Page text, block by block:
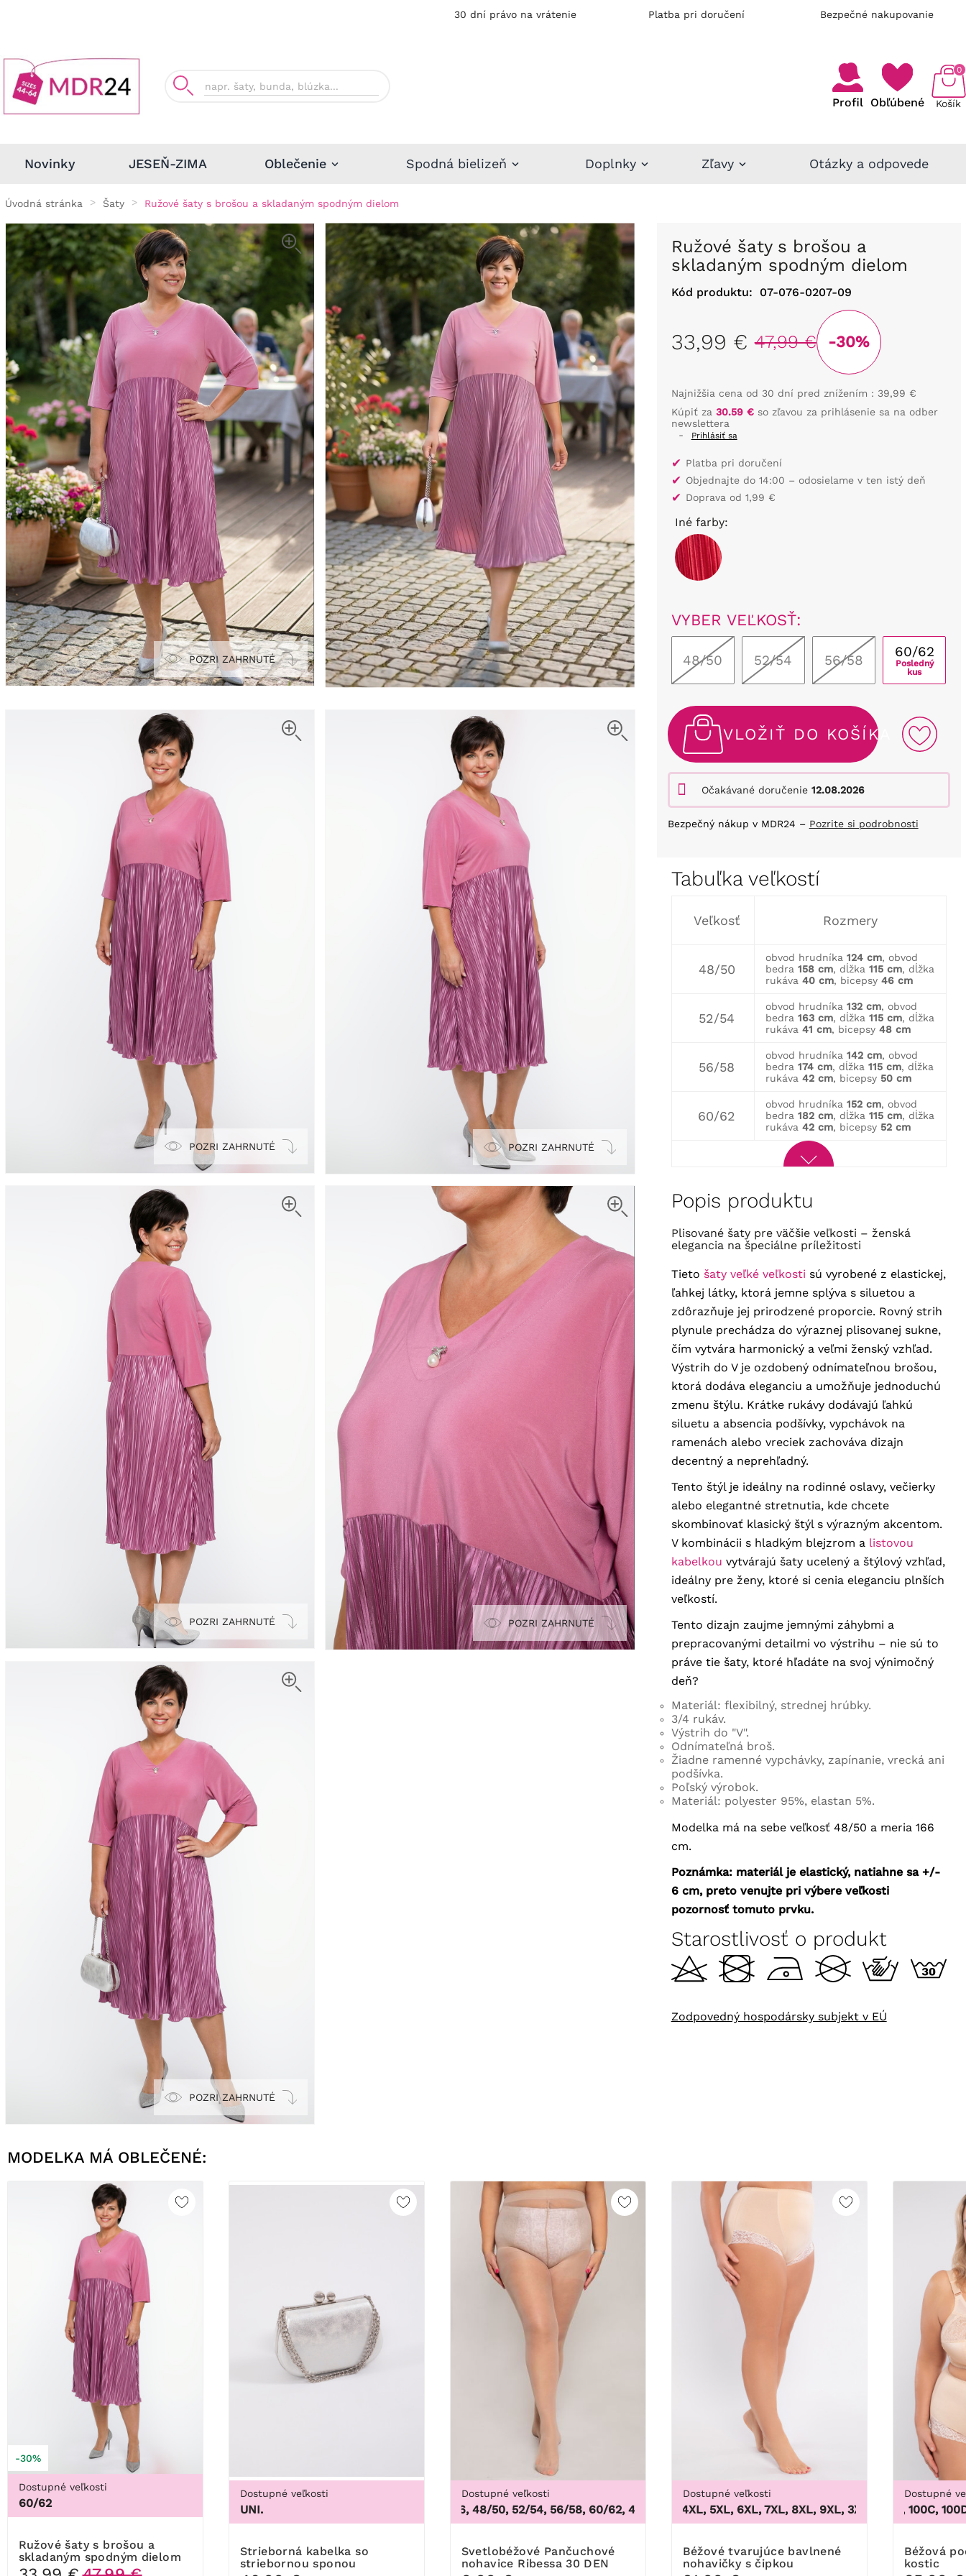
30 dní právo na vrátenie Platba pri doručení Bezpečné nakupovanie
Profil Obľúbené Košík
0
Novinky JESEŇ-ZIMA Oblečenie Spodná bielizeň Doplnky Zľavy Otázky a odpovede
Úvodná stránka Šaty Ružové šaty s brošou a skladaným spodným dielom
POZRI ZAHRNUTÉ
POZRI ZAHRNUTÉ POZRI ZAHRNUTÉ
POZRI ZAHRNUTÉ POZRI ZAHRNUTÉ
POZRI ZAHRNUTÉ
Ružové šaty s brošou a
skladaným spodným dielom
Kód produktu: 07-076-0207-09
33,99 € 47,99 € -30%
Najnižšia cena od 30 dní pred znížením : 39,99 €
Kúpiť za 30.59 €so zľavou za prihlásenie sa na odber
newslettera
-
Prihlásiť sa
✔ Platba pri doručení
✔ Objednajte do 14:00 – odosielame v ten istý deň
✔ Doprava od 1,99 €
Iné farby:
VYBER VEĽKOSŤ:
48/50 52/54 56/58
60/62
Posledný
kus
VLOŽIŤ DO KOŠÍKA
Očakávané doručenie 12.08.2026
Bezpečný nákup v MDR24 – Pozrite si podrobnosti
Tabuľka veľkostí
Veľkosť Rozmery
48/50
obvod hrudníka 124 cm, obvod
bedra 158 cm, dĺžka 115 cm, dĺžka
rukáva 40 cm, bicepsy 46 cm
52/54
obvod hrudníka 132 cm, obvod
bedra 163 cm, dĺžka 115 cm, dĺžka
rukáva 41 cm, bicepsy 48 cm
56/58
obvod hrudníka 142 cm, obvod
bedra 174 cm, dĺžka 115 cm, dĺžka
rukáva 42 cm, bicepsy 50 cm
60/62
obvod hrudníka 152 cm, obvod
bedra 182 cm, dĺžka 115 cm, dĺžka
rukáva 42 cm, bicepsy 52 cm
Popis produktu
Plisované šaty pre väčšie veľkosti – ženská
elegancia na špeciálne príležitosti
Tieto šaty veľké veľkosti sú vyrobené z elastickej,
ľahkej látky, ktorá jemne splýva s siluetou a
zdôrazňuje jej prirodzené proporcie. Rovný strih
plynule prechádza do výraznej plisovanej sukne,
čím vytvára harmonický a veľmi ženský vzhľad.
Výstrih do V je ozdobený odnímateľnou brošou,
ktorá dodáva eleganciu a umožňuje jednoduchú
zmenu štýlu. Krátke rukávy dodávajú ľahkú
siluetu a absencia podšívky, vypchávok na
ramenách alebo vreciek zachováva dizajn
decentný a neprehľadný.
Tento štýl je ideálny na rodinné oslavy, večierky
alebo elegantné stretnutia, kde chcete
skombinovať klasický štýl s výrazným akcentom.
V kombinácii s hladkým blejzrom a listovou
kabelkou vytvárajú šaty ucelený a štýlový vzhľad,
ideálny pre ženy, ktoré si cenia eleganciu plnších
veľkostí.
Tento dizajn zaujme jemnými záhybmi a
prepracovanými detailmi vo výstrihu – nie sú to
práve tie šaty, ktoré hľadáte na svoj výnimočný
deň?
Materiál: flexibilný, strednej hrúbky.
3/4 rukáv.
Výstrih do "V".
Odnímateľná broš.
Žiadne ramenné vypchávky, zapínanie, vrecká ani
podšívka.
Poľský výrobok.
Materiál: polyester 95%, elastan 5%.
Modelka má na sebe veľkosť 48/50 a meria 166
cm.
Poznámka: materiál je elastický, natiahne sa +/-
6 cm, preto venujte pri výbere veľkosti
pozornosť tomuto prvku.
Starostlivosť o produkt
Zodpovedný hospodársky subjekt v EÚ
MODELKA MÁ OBLEČENÉ:
-30%
Dostupné veľkosti
60/62
Ružové šaty s brošou a
skladaným spodným dielom
Dostupné veľkosti
UNI.
Strieborná kabelka so
striebornou sponou
Dostupné veľkosti
44/46, 48/50, 52/54, 56/58, 60/62,44/46, 48/50, 52/54, 56/58, 60/62
Svetlobéžové Pančuchové
nohavice Ribessa 30 DEN
Dostupné veľkosti
3XL, 4XL, 5XL, 6XL, 7XL, 8XL, 9XL,3XL, 4XL, 5XL, 6XL, 7XL,
Béžové tvarujúce bavlnené
nohavičky s čipkou
Dostupné
100B, 100C, 100D,
Béžová podprsenka bez
kostic